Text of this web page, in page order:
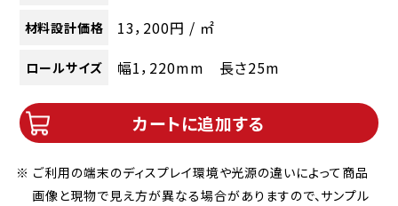
材料設計価格 13，200円 / ㎡
ロールサイズ 幅1，220mm 長さ25m
カートに追加する
※ ご利用の端末のディスプレイ環境や光源の違いによって商品
画像と現物で見え方が異なる場合がありますので、サンプル